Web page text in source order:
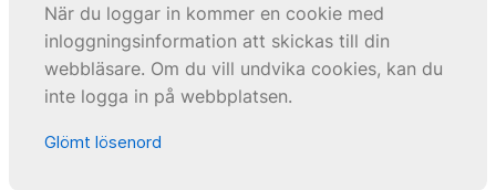
När du loggar in kommer en cookie med
inloggningsinformation att skickas till din
webbläsare. Om du vill undvika cookies, kan du
inte logga in på webbplatsen.
Glömt lösenord